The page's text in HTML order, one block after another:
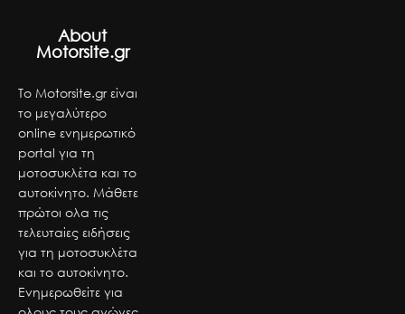
About
Motorsite.gr
Το Motorsite.gr είναι
το μεγαλύτερο
online ενημερωτικό
portal για τη
μοτοσυκλέτα και το
αυτοκίνητο. Μάθετε
πρώτοι ολα τις
τελευταίες ειδήσεις
για τη μοτοσυκλέτα
και το αυτοκίνητο.
Ενημερωθείτε για